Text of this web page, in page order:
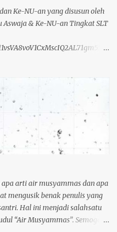
muzah ini dilakukan ketika
secara semp...
Ke-NU-an yang disusun oleh
& Ke-NU-an Tingkat SLT
IX
Buku Aswaja
X
2. Kelas XI
XII
t.me/nuchannels/26634
arti air musyammas dan apa
mengusik benak penulis yang
Hal ini menjadi salahsatu
“Air Musyammas”. Semoga